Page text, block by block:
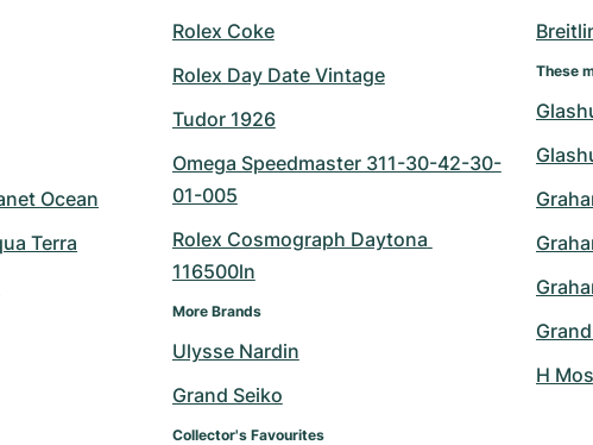
Ocean
Terra
Rolex Coke
Rolex Day Date Vintage
Tudor 1926
Omega Speedmaster 311-30-42-30-
01-005
Rolex Cosmograph Daytona
116500ln
More Brands
Ulysse Nardin
Grand Seiko
Collector's Favourites
These
H